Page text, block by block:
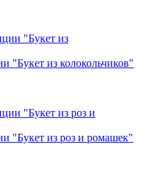
"Букет из колокольчиков"
"Букет из роз и ромашек"